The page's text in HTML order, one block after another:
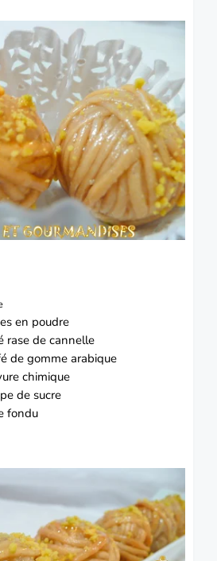
en poudre
rase de cannelle
de gomme arabique
chimique
de sucre
fondu